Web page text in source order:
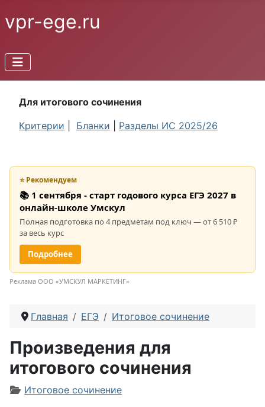
vpr-ege.ru
Для итогового сочинения
Критерии
Бланки Разделы ИС 2025/26
⭐ Рекомендуем
📚 1 сентября - старт годового курса ЕГЭ 2027 в
онлайн-школе Умскул
Полная подготовка по 4 предметам под ключ — от 6 510 ₽
за весь курс
Подробнее
Реклама ООО «УМСКУЛ МАРКЕТИНГ»
Главная ЕГЭ Итоговое сочинение
Произведения для
итогового сочинения
Информация о материале
Итоговое сочинение